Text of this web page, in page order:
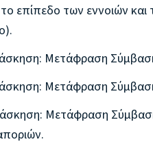
επίπεδο των εννοιών και
Μετάφραση
Μετάφραση
Μετάφραση